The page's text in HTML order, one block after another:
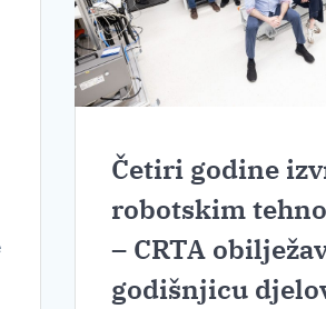
Četiri godine
robotskim
– CRTA
godišnjicu